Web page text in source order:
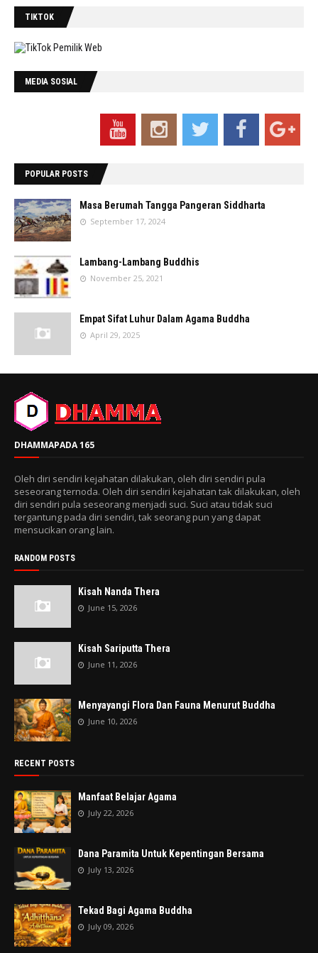
TIKTOK
MEDIA SOSIAL
POPULAR POSTS
Masa Berumah Tangga Pangeran Siddharta
September 17, 2024
Lambang-Lambang Buddhis
November 25, 2021
Empat Sifat Luhur Dalam Agama Buddha
April 29, 2025
DHAMMAPADA 165
Oleh diri sendiri kejahatan dilakukan, oleh diri sendiri pula
seseorang ternoda. Oleh diri sendiri kejahatan tak dilakukan, oleh
diri sendiri pula seseorang menjadi suci. Suci atau tidak suci
tergantung pada diri sendiri, tak seorang pun yang dapat
mensucikan orang lain.
RANDOM POSTS
Kisah Nanda Thera
June 15, 2026
Kisah Sariputta Thera
June 11, 2026
Menyayangi Flora Dan Fauna Menurut Buddha
June 10, 2026
RECENT POSTS
Manfaat Belajar Agama
July 22, 2026
Dana Paramita Untuk Kepentingan Bersama
July 13, 2026
Tekad Bagi Agama Buddha
July 09, 2026